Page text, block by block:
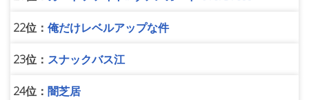
22位： 俺だけレベルアップな件
23位： スナックバス江
24位： 闇芝居